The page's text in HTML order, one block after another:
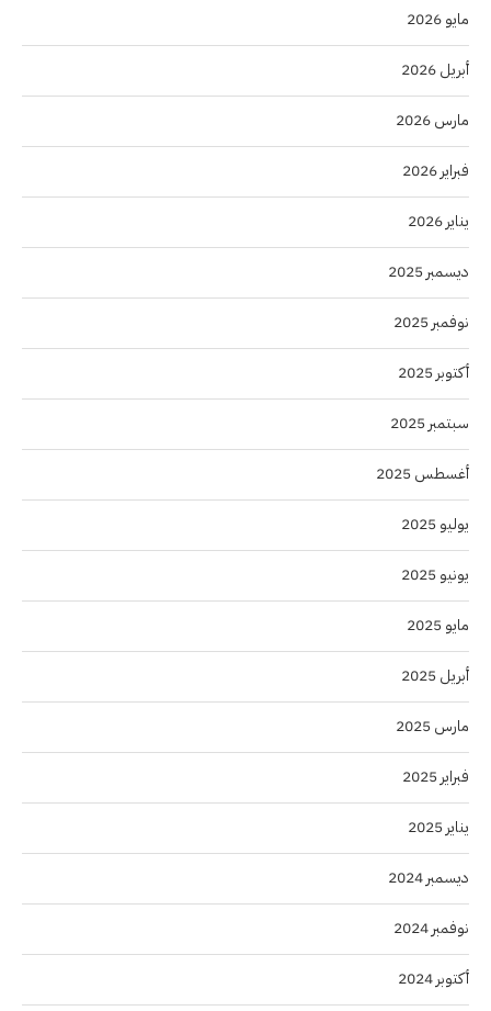
مايو 2026
أبريل 2026
مارس 2026
فبراير 2026
يناير 2026
ديسمبر 2025
نوفمبر 2025
أكتوبر 2025
سبتمبر 2025
أغسطس 2025
يوليو 2025
يونيو 2025
مايو 2025
أبريل 2025
مارس 2025
فبراير 2025
يناير 2025
ديسمبر 2024
نوفمبر 2024
أكتوبر 2024